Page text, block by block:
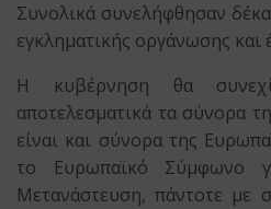
Συνολικά συνελήφθησαν
εγκληματικής οργάνωσης και
Η κυβέρνηση θα
αποτελεσματικά τα σύνορα
είναι και σύνορα της
το Ευρωπαϊκό Σύμφωνο
Μετανάστευση, πάντοτε με